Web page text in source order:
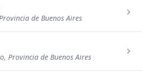
de Buenos Aires
Provincia de Buenos Aires